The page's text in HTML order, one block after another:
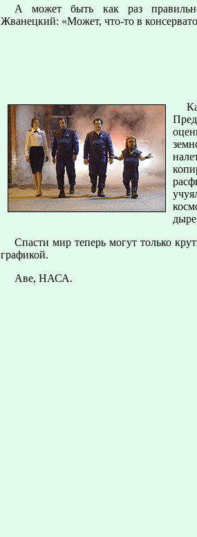
А может быть как раз
Жванецкий: «Может, что-то в
Спасти мир теперь могут только
графикой.
Аве, НАСА.